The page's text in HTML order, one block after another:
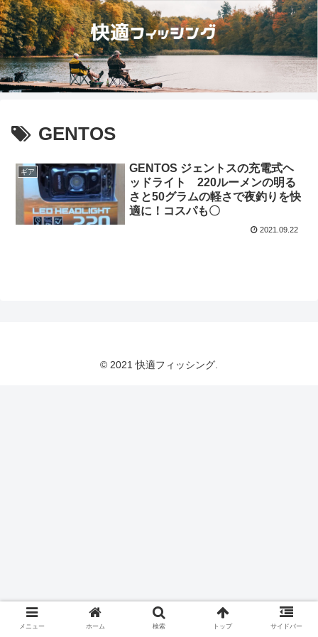
GENTOS
ギア
GENTOS ジェントスの充電式ヘ
ッドライト 220ルーメンの明る
さと50グラムの軽さで夜釣りを快
適に！コスパも〇
2021.09.22
© 2021 快適フィッシング.
メニュー ホーム 検索 トップ サイドバー